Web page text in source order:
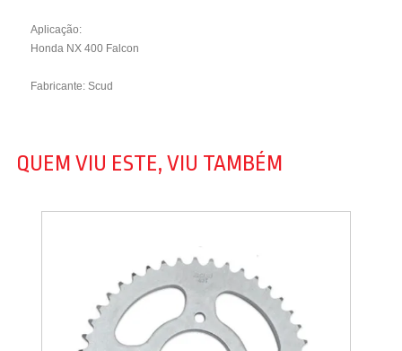
Aplicação:
Honda NX 400 Falcon
Fabricante: Scud
QUEM VIU ESTE, VIU TAMBÉM